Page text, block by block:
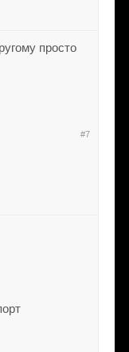
просто
#7